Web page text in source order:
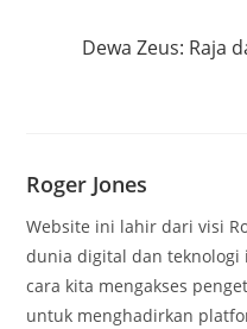
Dewa Zeus: Raja
Roger Jones
Website ini lahir dari visi
dunia digital dan
cara kita mengakses
untuk menghadirkan